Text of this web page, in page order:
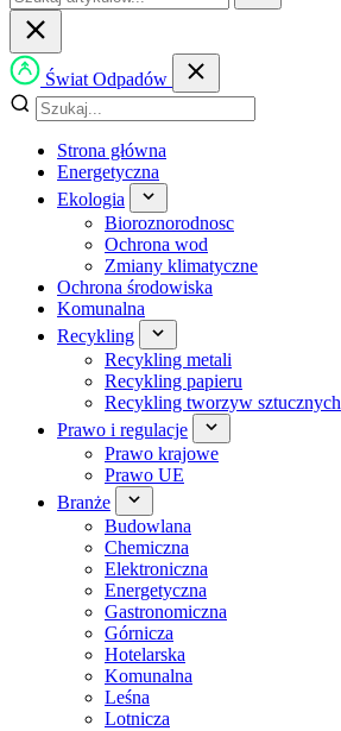
Świat Odpadów
Strona główna
Energetyczna
Ekologia
Bioroznorodnosc
Ochrona wod
Zmiany klimatyczne
Ochrona środowiska
Komunalna
Recykling
Recykling metali
Recykling papieru
Recykling tworzyw sztucznych
Prawo i regulacje
Prawo krajowe
Prawo UE
Branże
Budowlana
Chemiczna
Elektroniczna
Energetyczna
Gastronomiczna
Górnicza
Hotelarska
Komunalna
Leśna
Lotnicza